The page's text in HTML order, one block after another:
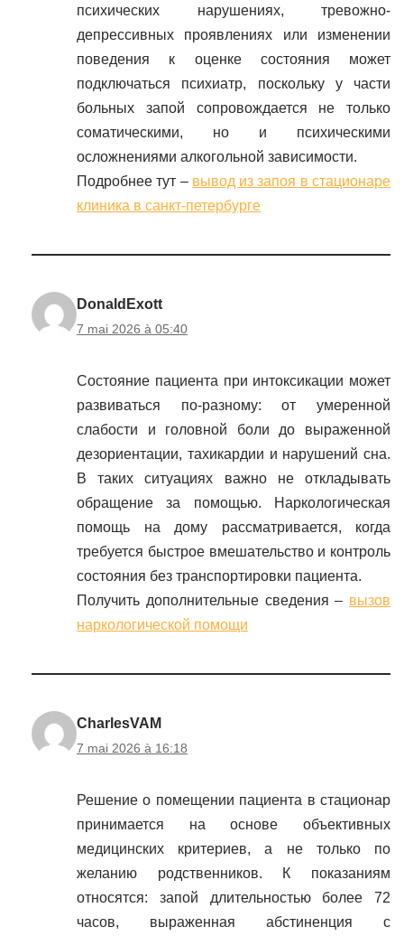
психических нарушениях, тревожно-
депрессивных проявлениях или изменении
поведения к оценке состояния может
подключаться психиатр, поскольку у части
больных запой сопровождается не только
соматическими, но и психическими
осложнениями алкогольной зависимости.
Подробнее тут – вывод из запоя в стационаре
клиника в санкт-петербурге
DonaldExott
7 mai 2026 à 05:40
Состояние пациента при интоксикации может
развиваться по-разному: от умеренной
слабости и головной боли до выраженной
дезориентации, тахикардии и нарушений сна.
В таких ситуациях важно не откладывать
обращение за помощью. Наркологическая
помощь на дому рассматривается, когда
требуется быстрое вмешательство и контроль
состояния без транспортировки пациента.
Получить дополнительные сведения – вызов
наркологической помощи
CharlesVAM
7 mai 2026 à 16:18
Решение о помещении пациента в стационар
принимается на основе объективных
медицинских критериев, а не только по
желанию родственников. К показаниям
относятся: запой длительностью более 72
часов, выраженная абстиненция с